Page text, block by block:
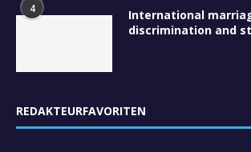
4
International
discrimination and
REDAKTEURFAVORITEN